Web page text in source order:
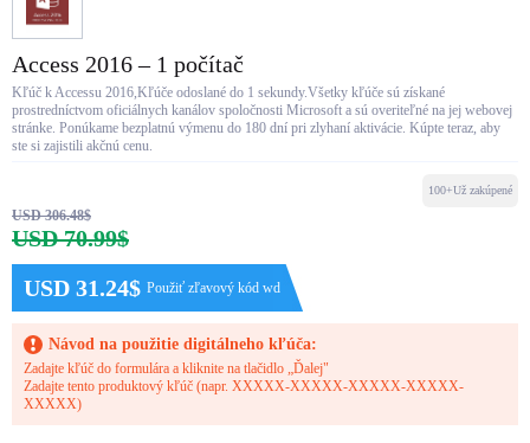
Access 2016 – 1 počítač
Kľúč k Accessu 2016,Kľúče odoslané do 1 sekundy.Všetky kľúče sú získané
prostredníctvom oficiálnych kanálov spoločnosti Microsoft a sú overiteľné na jej webovej
stránke. Ponúkame bezplatnú výmenu do 180 dní pri zlyhaní aktivácie. Kúpte teraz, aby
ste si zajistili akčnú cenu.
USD 306.48$
USD 70.99$
USD 31.24$ Použiť zľavový kód wd
100+Už zakúpené
Návod na použitie digitálneho kľúča:
Zadajte kľúč do formulára a kliknite na tlačidlo „Ďalej"
Zadajte tento produktový kľúč (napr. XXXXX-XXXXX-XXXXX-XXXXX-
XXXXX)